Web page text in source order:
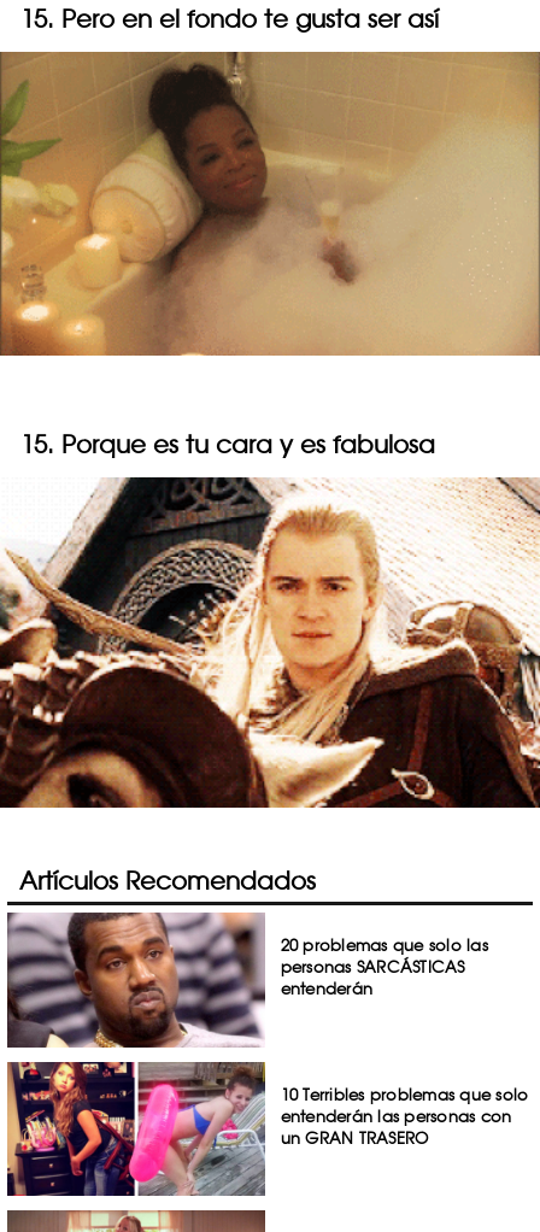
15. Pero en el fondo te gusta ser así
15. Porque es tu cara y es fabulosa
Artículos Recomendados
20 problemas que solo las
personas SARCÁSTICAS
entenderán
10 Terribles problemas que solo
entenderán las personas con
un GRAN TRASERO